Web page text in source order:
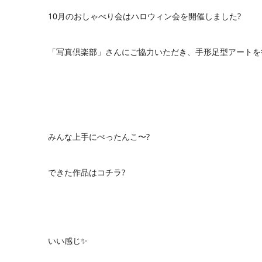
10月のおしゃべり会はハロウィン会を開催しまし
「写真倶楽部」さんにご協力いただき、手形足
みんな上手にぺったんこ〜?
できた作品はコチラ?
いい感じ✨